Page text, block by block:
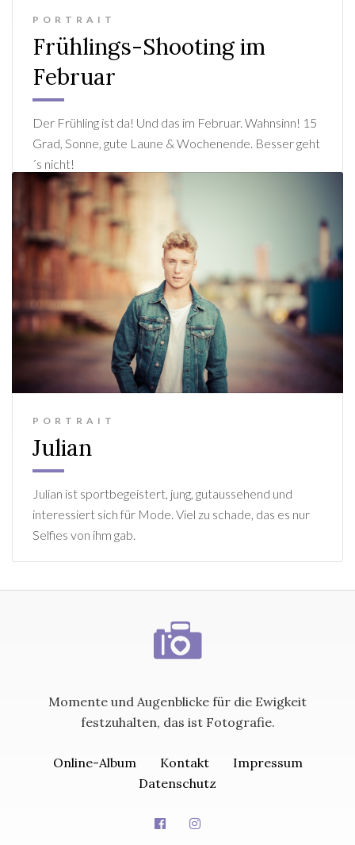
PORTRAIT
Frühlings-Shooting im
Februar
Der Frühling ist da! Und das im Februar. Wahnsinn! 15
Grad, Sonne, gute Laune & Wochenende. Besser geht
´s nicht!
PORTRAIT
Julian
Julian ist sportbegeistert, jung, gutaussehend und
interessiert sich für Mode. Viel zu schade, das es nur
Selfies von ihm gab.
Momente und Augenblicke für die Ewigkeit
festzuhalten, das ist Fotografie.
Online-Album Kontakt
Impressum
Datenschutz